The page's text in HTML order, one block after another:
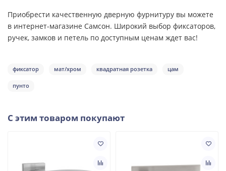
Приобрести качественную дверную фурнитуру вы можете
в интернет-магазине Самсон. Широкий выбор фиксаторов,
ручек, замков и петель по доступным ценам ждет вас!
фиксатор мат/хром квадратная розетка цам
пунто
С этим товаром покупают